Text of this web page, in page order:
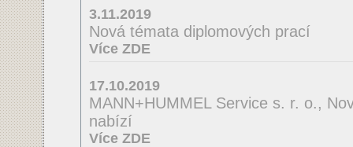
3.11.2019
Nová témata diplomových prací
Více ZDE
17.10.2019
MANN+HUMMEL Service s. r. o.,
nabízí
Více ZDE